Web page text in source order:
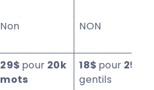
Non NON
29$ pour 20k
mots
18$ pour 25K
gentils